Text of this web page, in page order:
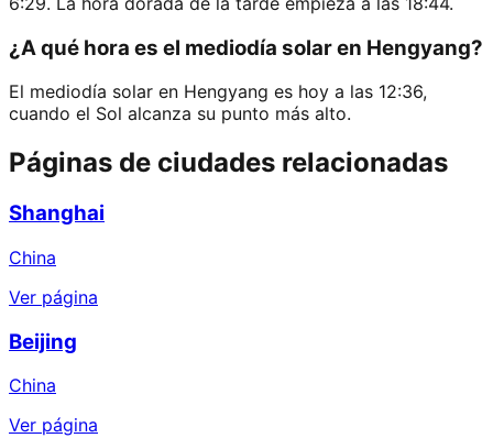
¿A qué hora es el mediodía solar en Hengyang?
El mediodía solar en Hengyang es hoy a las 12:36,
cuando el Sol alcanza su punto más alto.
Páginas de ciudades relacionadas
Shanghai
China
Ver página
Beijing
China
Ver página